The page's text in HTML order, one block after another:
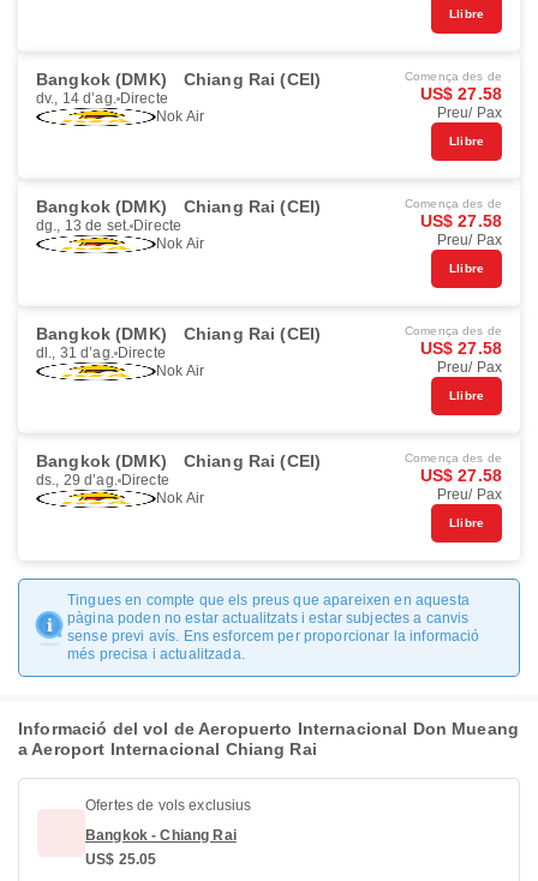
Llibre
Bangkok (DMK) Chiang Rai (CEI)
dv., 14 d’ag. Directe
Nok Air
Comença des de
US$ 27.58
Preu/ Pax
Llibre
Bangkok (DMK) Chiang Rai (CEI)
dg., 13 de set. Directe
Nok Air
Comença des de
US$ 27.58
Preu/ Pax
Llibre
Bangkok (DMK) Chiang Rai (CEI)
dl., 31 d’ag. Directe
Nok Air
Comença des de
US$ 27.58
Preu/ Pax
Llibre
Bangkok (DMK) Chiang Rai (CEI)
ds., 29 d’ag. Directe
Nok Air
Comença des de
US$ 27.58
Preu/ Pax
Llibre
Tingues en compte que els preus que apareixen en aquesta
pàgina poden no estar actualitzats i estar subjectes a canvis
sense previ avís. Ens esforcem per proporcionar la informació
més precisa i actualitzada.
Informació del vol de Aeropuerto Internacional Don Mueang
a Aeroport Internacional Chiang Rai
Ofertes de vols exclusius
Bangkok - Chiang Rai
US$ 25.05